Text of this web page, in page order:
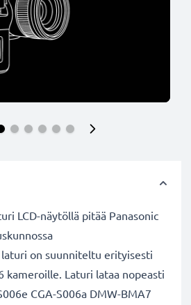
LCD-näytöllä pitää Panasonic
laturi on suunniteltu erityisesti
kameroille. Laturi lataa nopeasti
CGA-S006a DMW-BMA7